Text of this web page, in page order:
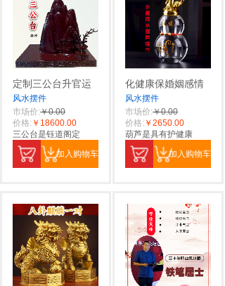
定制三公台升官运
风水摆件
市场价:￥0.00
价格: ￥18600.00
三公台是钰道阁定
加入购物车
化健康保婚姻感情
风水摆件
市场价:￥0.00
价格: ￥2650.00
葫芦是具有护健康
加入购物车